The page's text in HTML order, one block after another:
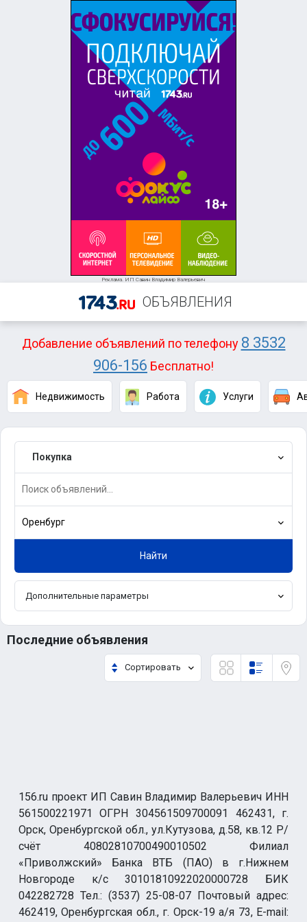
Реклама. ИП Савин Владимир Валерьевич
ОБЪЯВЛЕНИЯ
Добавление объявлений по телефону 8 3532
906-156 Бесплатно!
Недвижимость Работа Услуги
Покупка
Оренбург
Найти
Дополнительные параметры
Последние объявления
Сортировать
156.ru проект ИП Савин Владимир Валерьевич ИНН
561500221971 ОГРН 304561509700091 462431, г.
Орск, Оренбургской обл., ул.Кутузова, д.58, кв.12 Р/
счёт 40802810700490010502 Филиал
«Приволжский» Банка ВТБ (ПАО) в г.Нижнем
Новгороде к/с 30101810922020000728 БИК
042282728 Тел.: (3537) 25-08-07 Почтовый адрес:
462419, Оренбургская обл., г. Орск-19 а/я 73, E-mail: